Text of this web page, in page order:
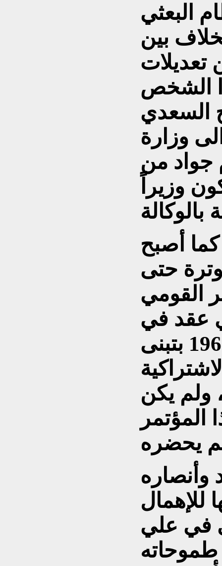
البعثي
ودب الخلاف بين
تعديلات
الشخص
السعدي
وزارة
جواد من
وزيراً
أصبح
حتى
القومي
عقد في
دمشق في تشرين الأول 1963 بتبنى
ولم يكن
للإهمال
في علي